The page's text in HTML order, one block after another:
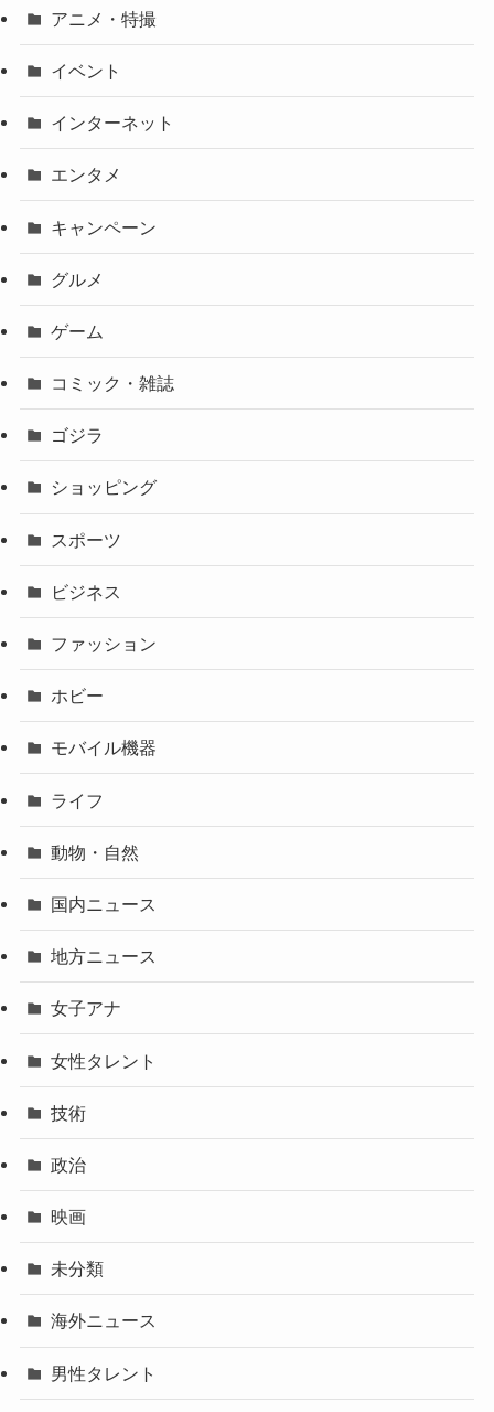
アニメ・特撮
イベント
インターネット
エンタメ
キャンペーン
グルメ
ゲーム
コミック・雑誌
ゴジラ
ショッピング
スポーツ
ビジネス
ファッション
ホビー
モバイル機器
ライフ
動物・自然
国内ニュース
地方ニュース
女子アナ
女性タレント
技術
政治
映画
未分類
海外ニュース
男性タレント